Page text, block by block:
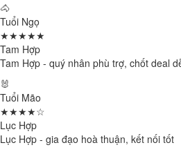
🐴
Tuổi Ngọ
★★★★★
Tam Hợp
Tam Hợp - quý nhân phù trợ, chốt deal
🐰
Tuổi Mão
★★★★☆
Lục Hợp
Lục Hợp - gia đạo hoà thuận, kết nối tốt